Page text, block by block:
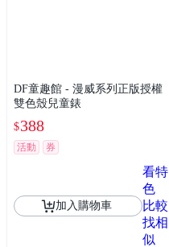
DF童趣館 - 漫威系列正版授權
雙色殼兒童錶
$388
活動 券
加入購物車
看特
色
比較
找相
似